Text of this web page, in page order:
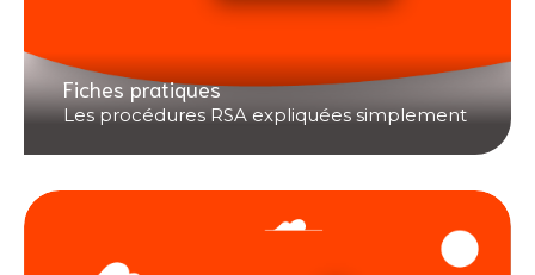
Fiches pratiques
Les procédures RSA expliquées simplement